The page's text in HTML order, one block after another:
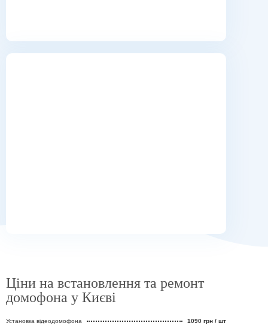
Ціни на встановлення та ремонт
домофона у Києві
Установка відеодомофона
1090 грн / шт